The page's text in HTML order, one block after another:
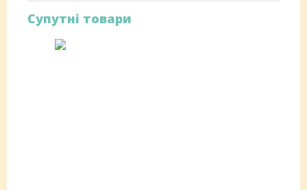
Супутні товари